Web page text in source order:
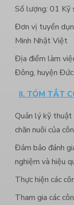
Số lượng: 01 Kỹ
Đơn vị tuyển
Minh Nhật Việt
Địa điểm làm
Đông, huyện
II. TÓM TẮT
Quản lý kỹ thuật
chăn nuôi của
Đảm bảo đánh
nghiệm và hiệu
Thực hiện các
Tham gia các